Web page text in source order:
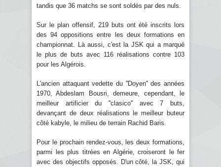
tandis que 36 matchs se sont soldés par des nuls.
Sur le plan offensif, 219 buts ont été inscrits lors
des 94 oppositions entre les deux formations en
championnat. Là aussi, c'est la JSK qui a marqué
le plus de buts avec 116 réalisations contre 103
pour les Algérois.
L'ancien attaquant vedette du ''Doyen'' des années
1970, Abdeslam Bousri, demeure, cependant, le
meilleur artificier du ''clasico'' avec 7 buts,
devançant de deux réalisations le meilleur buteur
côté kabyle, le milieu de terrain Rachid Baris.
Pour le prochain rendez-vous, les deux formations,
parmi les plus titrées en Algérie, croiseront le fer
avec des objectifs opposés. D'un côté, la JSK, qui